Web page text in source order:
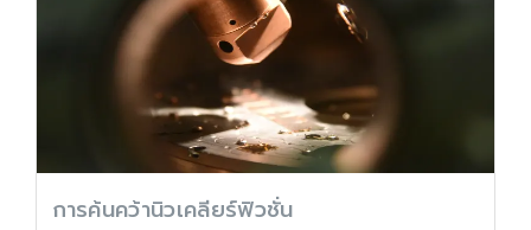
การค้นคว้านิวเคลียร์ฟิวชั่น